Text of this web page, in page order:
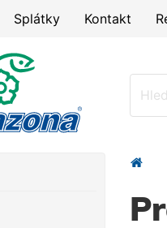
Splátky Kontakt